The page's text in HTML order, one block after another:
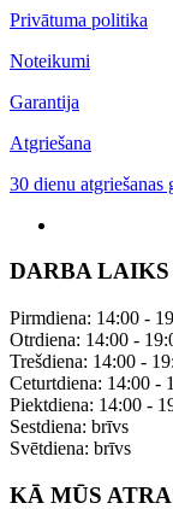
Privātuma politika
Noteikumi
Garantija
Atgriešana
30 dienu atgriešanas
DARBA LAIKS
Pirmdiena: 14:00 -
Otrdiena: 14:00 -
Trešdiena: 14:00 -
Ceturtdiena: 14:00 -
Piektdiena: 14:00 -
Sestdiena: brīvs
Svētdiena: brīvs
KĀ MŪS